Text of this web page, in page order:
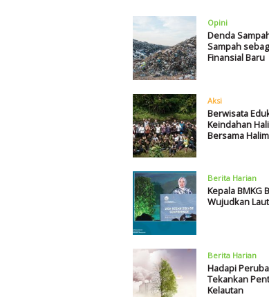
Opini
Denda
Sampah
Finansial Baru
Aksi
Berwisata
Keindahan
Bersama
Berita Harian
Kepala BMKG
Wujudkan
Berita Harian
Hadapi
Tekankan
Kelautan